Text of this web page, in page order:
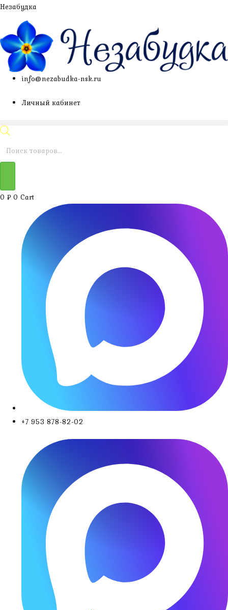
Перейти
содержимому
Незабудка
info@nezabudka-nsk.ru
Личный кабинет
Поиск
0 ₽ 0 Cart
+7 953 878-82-02